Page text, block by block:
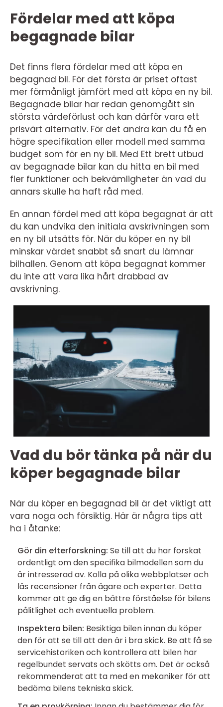
Fördelar med att köpa
begagnade bilar
Det finns flera fördelar med att köpa en
begagnad bil. För det första är priset oftast
mer förmånligt jämfört med att köpa en ny bil.
Begagnade bilar har redan genomgått sin
största värdeförlust och kan därför vara ett
prisvärt alternativ. För det andra kan du få en
högre specifikation eller modell med samma
budget som för en ny bil. Med Ett brett utbud
av begagnade bilar kan du hitta en bil med
fler funktioner och bekvämligheter än vad du
annars skulle ha haft råd med.
En annan fördel med att köpa begagnat är att
du kan undvika den initiala avskrivningen som
en ny bil utsätts för. När du köper en ny bil
minskar värdet snabbt så snart du lämnar
bilhallen. Genom att köpa begagnat kommer
du inte att vara lika hårt drabbad av
avskrivning.
Vad du bör tänka på när du
köper begagnade bilar
När du köper en begagnad bil är det viktigt att
vara noga och försiktig. Här är några tips att
ha i åtanke:
Gör din efterforskning: Se till att du har forskat
ordentligt om den specifika bilmodellen som du
är intresserad av. Kolla på olika webbplatser och
läs recensioner från ägare och experter. Detta
kommer att ge dig en bättre förståelse för bilens
pålitlighet och eventuella problem.
Inspektera bilen: Besiktiga bilen innan du köper
den för att se till att den är i bra skick. Be att få se
servicehistoriken och kontrollera att bilen har
regelbundet servats och skötts om. Det är också
rekommenderat att ta med en mekaniker för att
bedöma bilens tekniska skick.